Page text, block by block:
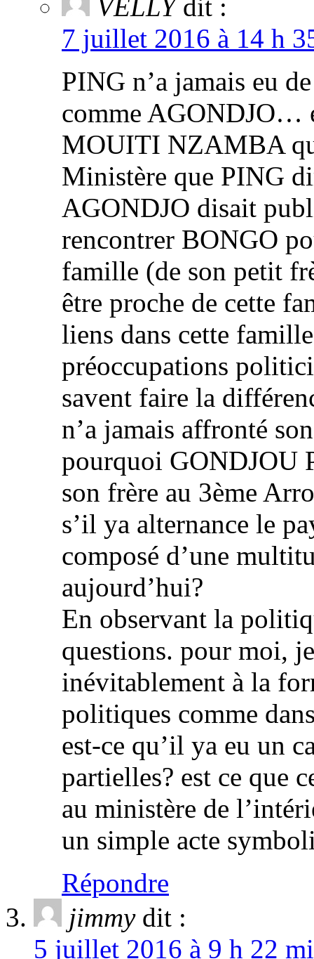
VELLY dit :
7 juillet 2016 à 14 h
PING n’a jamais eu
comme AGONDJO…
MOUITI NZAMBA
Ministère que PING
AGONDJO disait
rencontrer BONGO
famille (de son petit
être proche de cette
liens dans cette
préoccupations
savent faire la
n’a jamais affronté
pourquoi GONDJOU
son frère au 3ème
s’il ya alternance le
composé d’une
aujourd’hui?
En observant la
questions. pour moi,
inévitablement à la
politiques comme
est-ce qu’il ya eu un
partielles? est ce que
au ministère de
un simple acte
Répondre
jimmy dit :
5 juillet 2016 à 9 h 22